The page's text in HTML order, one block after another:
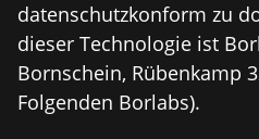
datenschutzkonform zu
dieser Technologie ist
Bornschein, Rübenkamp
Folgenden Borlabs).